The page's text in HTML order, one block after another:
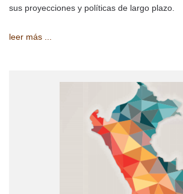
sus proyecciones y políticas de largo plazo.
leer más ...